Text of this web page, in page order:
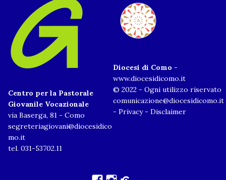
Centro per la Pastorale
Giovanile Vocazionale
via Baserga, 81 - Como
segreteriagiovani@diocesidico
mo.it
tel. 031-53702.11
Diocesi di Como -
www.diocesidicomo.it
© 2022 - Ogni utilizzo riservato
comunicazione@diocesidicomo.it
- Privacy- Disclaimer